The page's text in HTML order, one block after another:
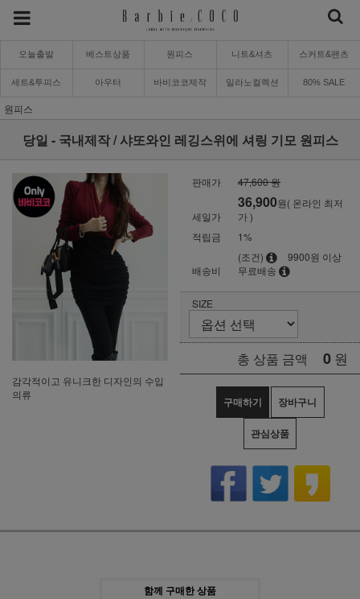
오늘출발 베스트상품 원피스 니트&셔츠 스커트&팬츠
세트&투피스 아우터 바비코코제작 밀라노컬렉션 80% SALE
원피스
당일 - 국내제작 / 샤또와인 레깅스위에 셔링 기모 원피스
감각적이고 유니크한 디자인의 수입
의류
판매가 47,600 원
세일가
36,900원( 온라인 최저
가 )
적립금
1%
배송비
(조건)
9900원 이상
무료배송
SIZE
총 상품 금액 0 원
구매하기 장바구니
관심상품
함께 구매한 상품